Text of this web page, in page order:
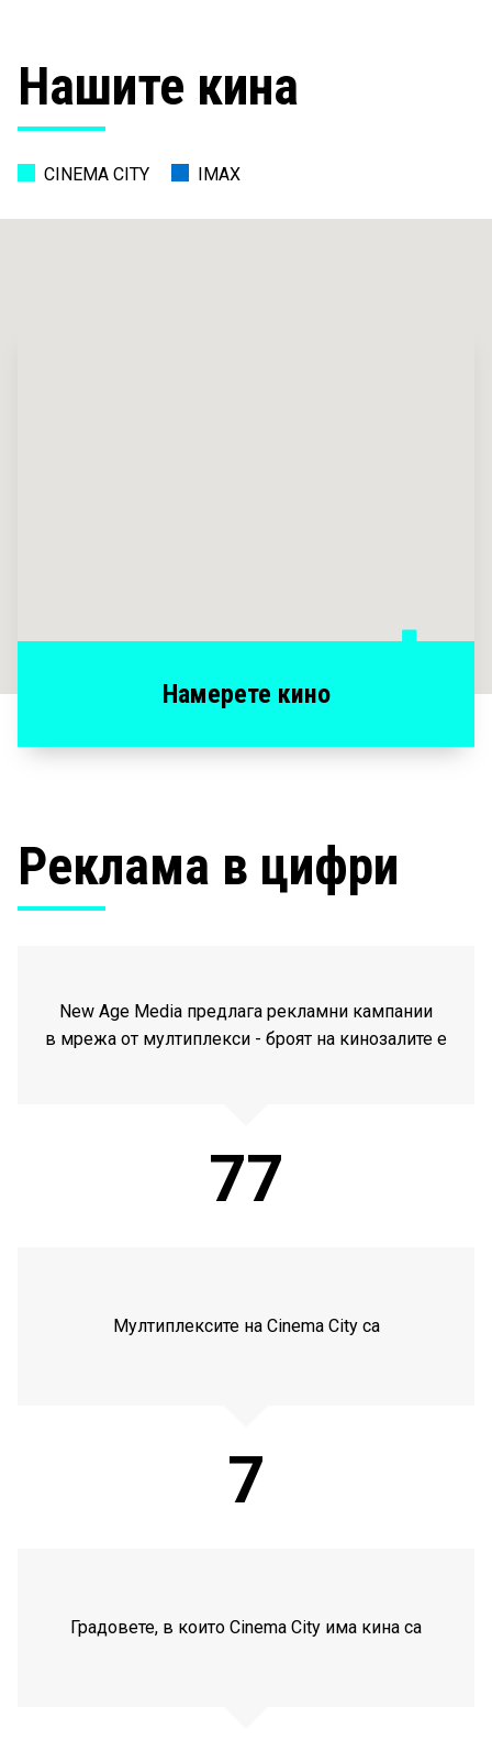
Нашите кина
CINEMA CITY IMAX
Намерете кино
Реклама в цифри
New Age Media предлага рекламни кампании
в мрежа от мултиплекси - броят на кинозалите е
77
Мултиплексите на Cinema City са
7
Градовете, в които Cinema City има кина са